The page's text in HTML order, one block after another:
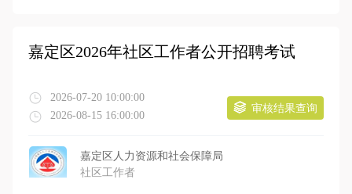
嘉定区2026年社区工作者公开招聘考试
2026-07-20 10:00:00
2026-08-15 16:00:00
审核结果查询
嘉定区人力资源和社会保障局
社区工作者